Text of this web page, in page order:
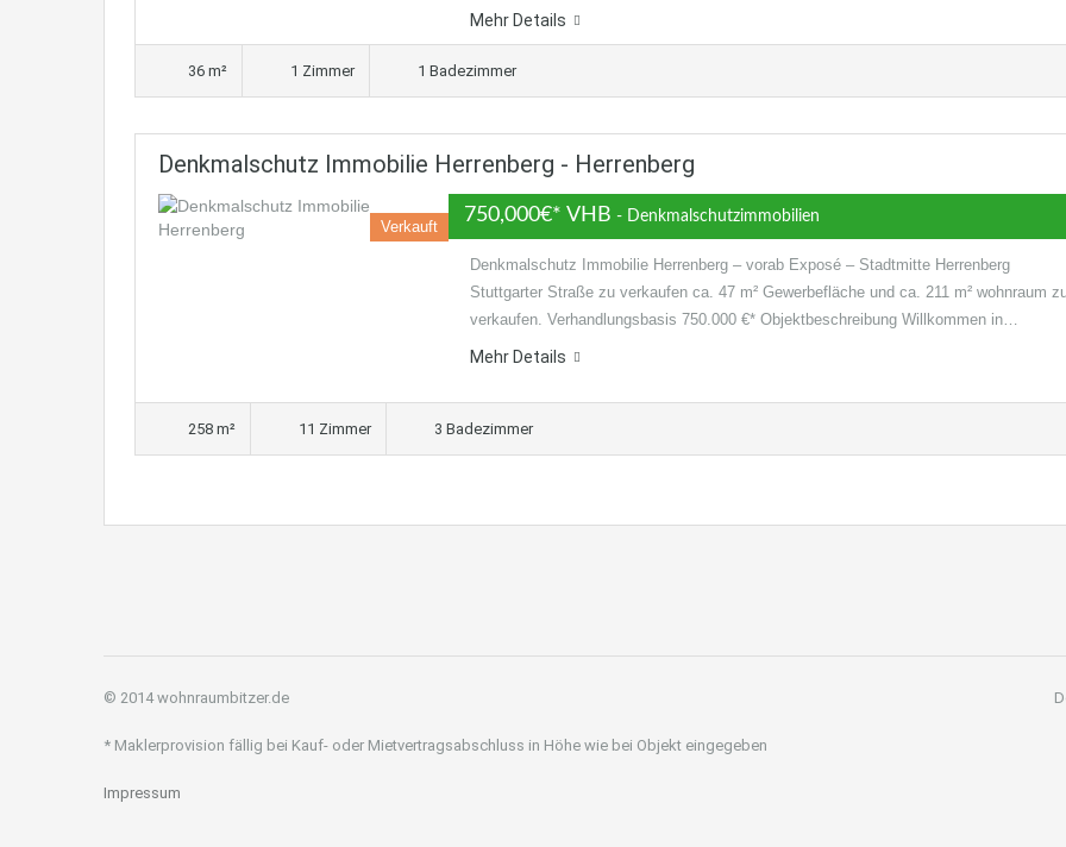
Mehr Details
36 m² 1 Zimmer 1 Badezimmer
Denkmalschutz Immobilie Herrenberg - Herrenberg
Verkauft
750,000€* VHB - Denkmalschutzimmobilien
Denkmalschutz Immobilie Herrenberg – vorab Exposé – Stadtmitte Herrenberg
Stuttgarter Straße zu verkaufen ca. 47 m² Gewerbefläche und ca. 211 m² wohnraum
verkaufen. Verhandlungsbasis 750.000 €* Objektbeschreibung Willkommen in…
Mehr Details
258 m² 11 Zimmer 3 Badezimmer
© 2014 wohnraumbitzer.de
* Maklerprovision fällig bei Kauf- oder Mietvertragsabschluss in Höhe wie bei Objekt eingegeben
Impressum